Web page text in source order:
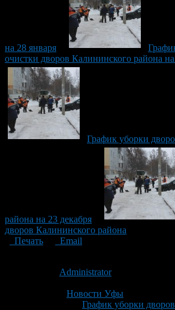
на 28 января
очистки дворов Калининского района
График уборки
района на 23 декабря
дворов Калининского района
Печать
Email
Administrator
Новости Уфы
График уборки дворов